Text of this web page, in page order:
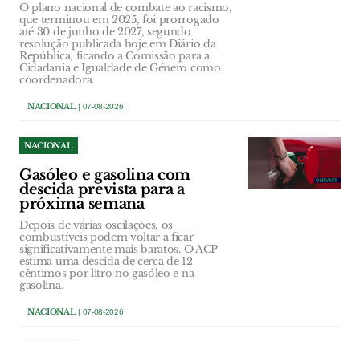
O plano nacional de combate ao racismo,
que terminou em 2025, foi prorrogado
até 30 de junho de 2027, segundo
resolução publicada hoje em Diário da
República, ficando a Comissão para a
Cidadania e Igualdade de Género como
coordenadora.
NACIONAL| 07-08-2026
NACIONAL
Gasóleo e gasolina com
descida prevista para a
próxima semana
Depois de várias oscilações, os
combustíveis podem voltar a ficar
significativamente mais baratos. O ACP
estima uma descida de cerca de 12
cêntimos por litro no gasóleo e na
gasolina.
NACIONAL| 07-08-2026